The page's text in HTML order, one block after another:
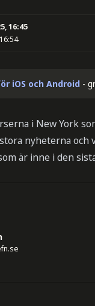
16:45
iOS och Android -
i New York
nyheterna
är inne i den